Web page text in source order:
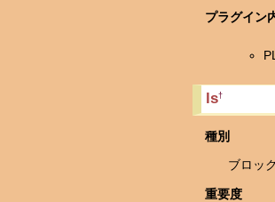
プラグイン
ls†
種別
ブロッ
重要度